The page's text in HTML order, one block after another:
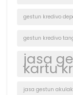
gestun kredivo
gestun kredivo
jasa
kartu
jasa gestun